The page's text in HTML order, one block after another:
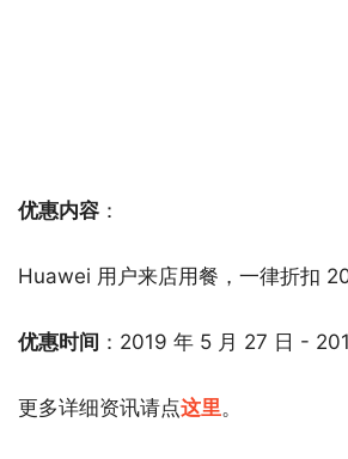
优惠内容 ：
Huawei 用户来店用餐，一律折扣
优惠时间 ：2019 年 5 月 27 日 -
更多详细资讯请点这里。